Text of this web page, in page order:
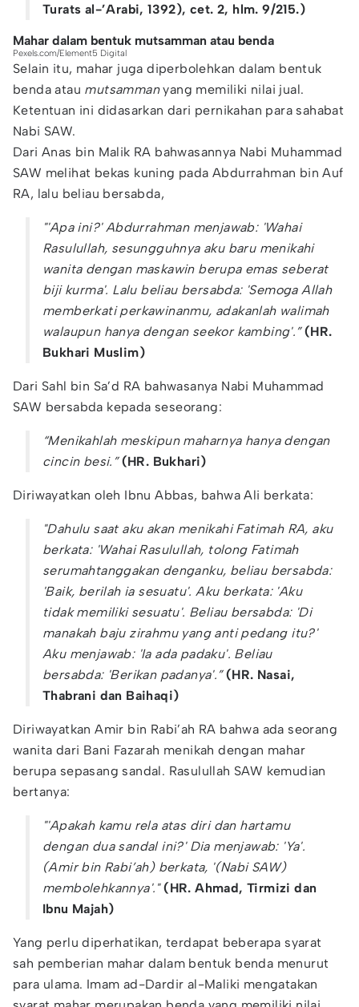
Turats al-’Arabi, 1392), cet. 2, hlm. 9/215.)
Mahar dalam bentuk mutsamman atau benda
Pexels.com/Element5 Digital
Selain itu, mahar juga diperbolehkan dalam bentuk
benda atau mutsammanyang memiliki nilai jual.
Ketentuan ini didasarkan dari pernikahan para sahabat
Nabi SAW.
Dari Anas bin Malik RA bahwasannya Nabi Muhammad
SAW melihat bekas kuning pada Abdurrahman bin Auf
RA, lalu beliau bersabda,
"'Apa ini?' Abdurrahman menjawab: 'Wahai
Rasulullah, sesungguhnya aku baru menikahi
wanita dengan maskawin berupa emas seberat
biji kurma'. Lalu beliau bersabda: 'Semoga Allah
memberkati perkawinanmu, adakanlah walimah
walaupun hanya dengan seekor kambing'.”(HR.
Bukhari Muslim)
Dari Sahl bin Sa’d RA bahwasanya Nabi Muhammad
SAW bersabda kepada seseorang:
“Menikahlah meskipun maharnya hanya dengan
cincin besi.”(HR. Bukhari)
Diriwayatkan oleh Ibnu Abbas, bahwa Ali berkata:
"Dahulu saat aku akan menikahi Fatimah RA, aku
berkata: 'Wahai Rasulullah, tolong Fatimah
serumahtanggakan denganku, beliau bersabda:
'Baik, berilah ia sesuatu'. Aku berkata: 'Aku
tidak memiliki sesuatu'. Beliau bersabda: 'Di
manakah baju zirahmu yang anti pedang itu?'
Aku menjawab: 'Ia ada padaku'. Beliau
bersabda: 'Berikan padanya'.” (HR. Nasai,
Thabrani dan Baihaqi)
Diriwayatkan Amir bin Rabi’ah RA bahwa ada seorang
wanita dari Bani Fazarah menikah dengan mahar
berupa sepasang sandal. Rasulullah SAW kemudian
bertanya:
"'Apakah kamu rela atas diri dan hartamu
dengan dua sandal ini?' Dia menjawab: 'Ya'.
(Amir bin Rabi’ah) berkata, '(Nabi SAW)
membolehkannya'."(HR. Ahmad, Tirmizi dan
Ibnu Majah)
Yang perlu diperhatikan, terdapat beberapa syarat
sah pemberian mahar dalam bentuk benda menurut
para ulama. Imam ad-Dardir al-Maliki mengatakan